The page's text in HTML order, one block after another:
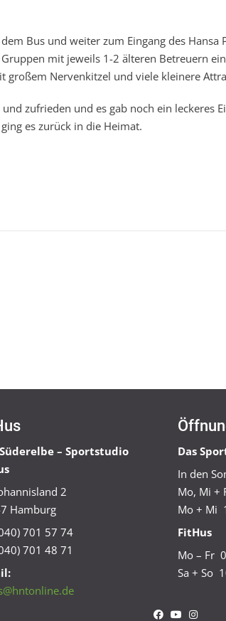
Bus und weiter zum Eingang des Hansa
mit jeweils 1-2 älteren Betreuern
großem Nervenkitzel und viele kleinere
zufrieden und es gab noch ein leckeres
es zurück in die Heimat.
Süderelbe – Sportstudio
2
Hamburg
701 57 74
701 48 71
Das
In den
Mo, Mi +
Mo + Mi
FitHus
Mo – Fr
Sa + So